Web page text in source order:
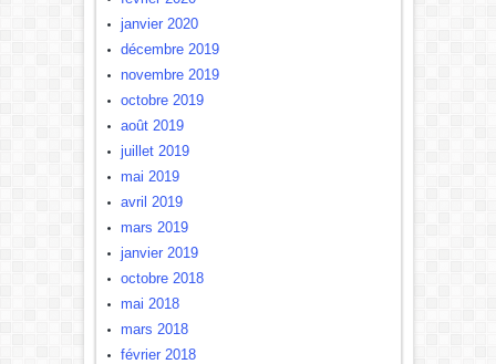
janvier 2020
décembre 2019
novembre 2019
octobre 2019
août 2019
juillet 2019
mai 2019
avril 2019
mars 2019
janvier 2019
octobre 2018
mai 2018
mars 2018
février 2018